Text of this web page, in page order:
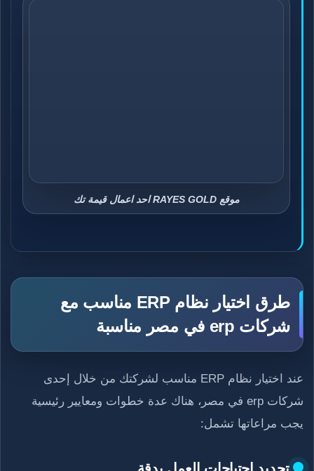
موقع RAYES GOLD احد اعمال قيمة تك
طرق اختيار نظام ERP مناسب مع
شركات erp في مصر مناسبة
عند اختيار نظام ERP مناسب لشركتك من خلال إحدى
شركات erp في مصر، هناك عدة خطوات ومعايير رئيسية
يجب مراعاتها تشمل:
تحديد احتياجات العمل بدقة